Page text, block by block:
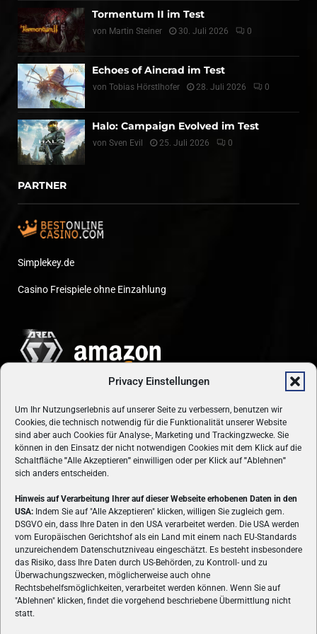
Privacy Einstellungen
Um Ihr Nutzungserlebnis auf unserer Seite zu verbessern, benutzen wir
Cookies, die technisch notwendig für die Funktionalität unserer Website
sind aber auch Cookies für Analyse-, Marketing und Trackingzwecke. Sie
können in den Einsatz der nicht notwendigen Cookies mit dem Klick auf die
Schaltfläche "Alle Akzeptieren" einwilligen oder per Klick auf"Ablehnen"
sich anders entscheiden.
Hinweis auf Verarbeitung Ihrer auf dieser Webseite erhobenen Daten in den
USA: Indem Sie auf "Alle Akzeptieren" klicken, willigen Sie zugleich gem.
DSGVO ein, dass Ihre Daten in den USA verarbeitet werden. Die USA werden
vom Europäischen Gerichtshof als ein Land mit einem nach EU-Standards
unzureichendem Datenschutzniveau eingeschätzt. Es besteht insbesondere
das Risiko, dass Ihre Daten durch US-Behörden, zu Kontroll- und zu
Überwachungszwecken, möglicherweise auch ohne
Rechtsbehelfsmöglichkeiten, verarbeitet werden können. Wenn Sie auf
"Ablehnen" klicken, findet die vorgehend beschriebene Übermittlung nicht
statt.
Tormentum II im Test
von Martin Steiner 30. Juli 2026 0
Echoes of Aincrad im Test
von Tobias Hörstlhofer 28. Juli 2026 0
Halo: Campaign Evolved im Test
von Sven Evil 25. Juli 2026 0
PARTNER
Simplekey.de
Casino Freispiele ohne Einzahlung
ÜBER UNS
VON GAMERN, FÜR GAMER! Gamers.at ist das älteste Online-
Spielemagazin Österreichs und bringt täglich aktuelle News,
Reviews und Videos zu PC- und Konsolenspielen, Gaming-
Hardware und aus der Welt des e-Sport's.